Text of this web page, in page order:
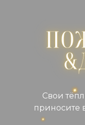
Свои
приносите